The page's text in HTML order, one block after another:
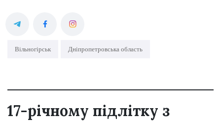
Вільногірськ Дніпропетровська область
17-річному підлітку з